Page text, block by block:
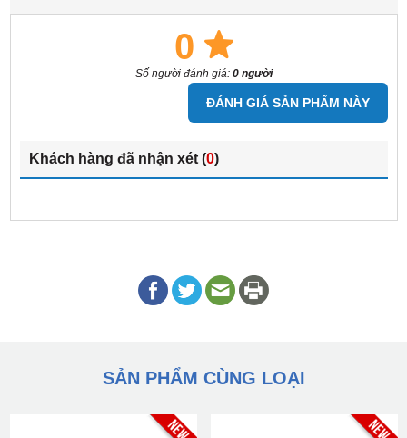
0
Số người đánh giá: 0 người
ĐÁNH GIÁ SẢN PHẨM NÀY
Khách hàng đã nhận xét (0)
SẢN PHẨM CÙNG LOẠI